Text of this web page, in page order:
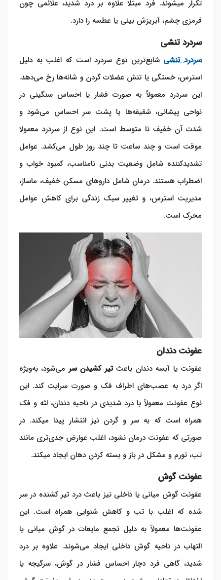
تکرار می‎شوند. فرد مبتلا علاوه بر درد شدید، علائمی چون
قرمزی چشم، آبریزش بینی یا عطسه را دارد.
سردرد تنشی
سردرد تنشی شایع‌ترین نوع سردرد است که اغلب به دلیل
استرس، خستگی یا تنش عضلات گردن و شانه‌ها رخ می‌دهد.
این سردرد معمولاً به صورت فشار یا احساس سنگینی در
نواحی پیشانی، شقیقه‌ها یا پشت سر احساس می‌شود و
شدت آن خفیف تا متوسط است. این نوع از سردرد معمولا
موقت است و چند ساعت تا چند روز طول می‌کشد. عوامل
تشدیدکننده شامل وضعیت بدنی نامناسب، کمبود خواب و
اضطراب هستند. درمان شامل داروهای مسکن خفیف، ماساژ،
مدیریت استرس، و تغییر سبک زندگی برای کاهش عوامل
محرک است.
عفونت دندان
عفونت یا آبسه دندان باعثتیر کشیدن سر
می‌‎شود، به‌ویژه
اگر درد به عصب‌های اطراف فک و صورت سرایت کند. این
نوع عفونت معمولاً با درد شدیدی در ناحیه دندان، لثه و فک
همراه است که به سر و گردن نیز انتشار پیدا می‎کند. در
صورتی که عفونت درمان نشود، اغلب عوارض جدی‌تری مانند
تب، تورم و مشکل در باز و بسته کردن دهان ایجاد می‎کند.
عفونت گوش
عفونت گوش میانی یا داخلی نیز باعث درد تیر کشنده در سر
شده که اغلب با تب و کاهش شنوایی همراه است. این
عفونت‌ها معمولاً به دلیل تجمع مایعات در گوش میانی یا
التهاب در ناحیه گوش داخلی ایجاد می‌شوند. علاوه بر درد
شدید، گاهی فرد دچار احساس فشار در گوش، سرگیجه یا